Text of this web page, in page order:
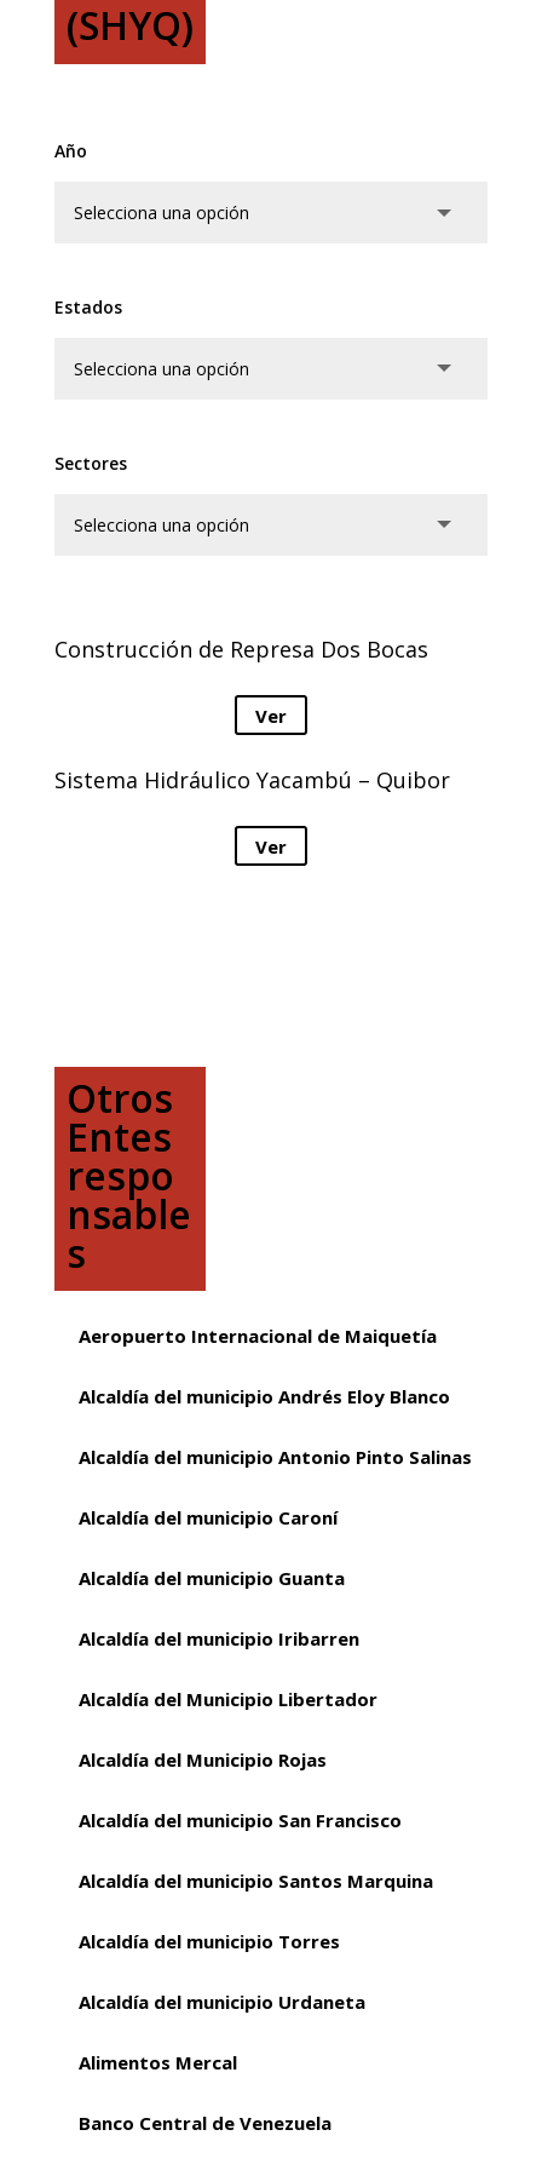
(SHYQ)
Año
Estados
Sectores
Construcción de Represa Dos Bocas
Ver
Sistema Hidráulico Yacambú – Quibor
Ver
Otros
Entes
respo
nsable
s
Aeropuerto Internacional de Maiquetía
Alcaldía del municipio Andrés Eloy Blanco
Alcaldía del municipio Antonio Pinto Salinas
Alcaldía del municipio Caroní
Alcaldía del municipio Guanta
Alcaldía del municipio Iribarren
Alcaldía del Municipio Libertador
Alcaldía del Municipio Rojas
Alcaldía del municipio San Francisco
Alcaldía del municipio Santos Marquina
Alcaldía del municipio Torres
Alcaldía del municipio Urdaneta
Alimentos Mercal
Banco Central de Venezuela